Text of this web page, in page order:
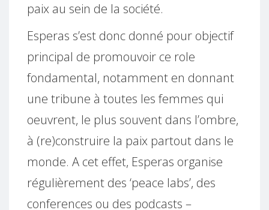
paix au sein de la société.
Esperas s’est donc donné pour objectif
principal de promouvoir ce role
fondamental, notamment en donnant
une tribune à toutes les femmes qui
oeuvrent, le plus souvent dans l’ombre,
à (re)construire la paix partout dans le
monde. A cet effet, Esperas organise
régulièrement des ‘peace labs’, des
conferences ou des podcasts –